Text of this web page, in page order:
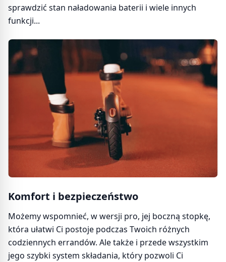
sprawdzić stan naładowania baterii i wiele innych
funkcji...
Komfort i bezpieczeństwo
Możemy wspomnieć, w wersji pro, jej boczną stopkę,
która ułatwi Ci postoje podczas Twoich różnych
codziennych errandów. Ale także i przede wszystkim
jego szybki system składania, który pozwoli Ci